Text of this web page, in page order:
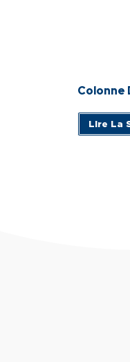
Colonne
Lire La